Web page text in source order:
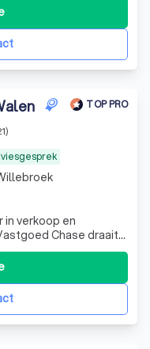
klanten tijdens het
het hele traject
t
TOP PRO
in verkoop en
de beste
of appartement. Of
benieuwd bent
ik help j